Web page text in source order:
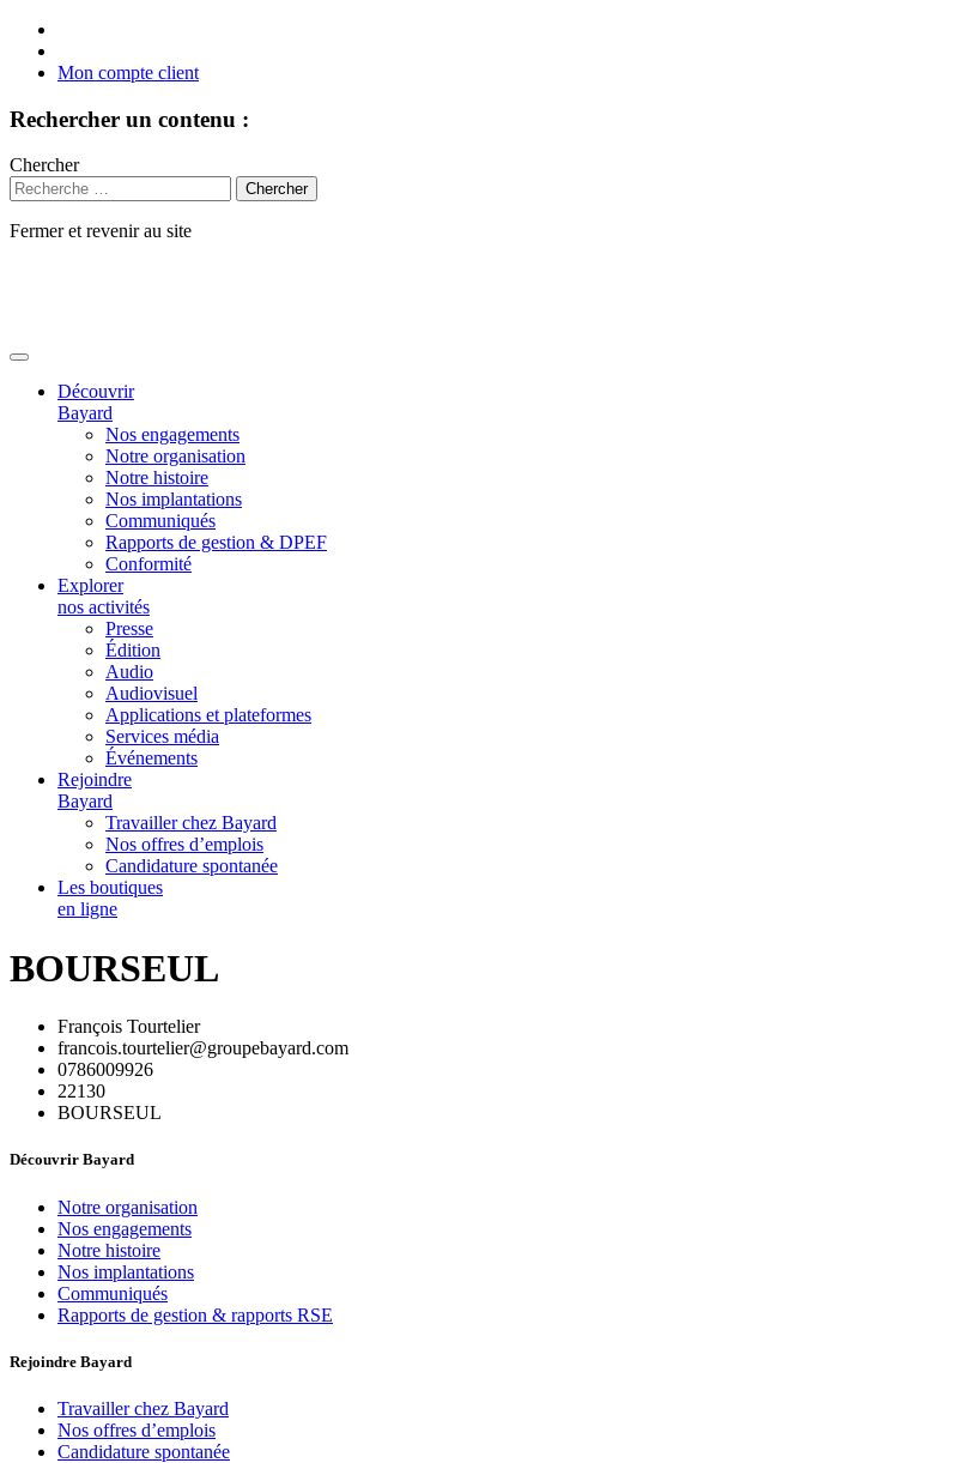
Mon compte client
Rechercher un contenu :
Chercher
Fermer et revenir au site
Découvrir
Bayard
Nos engagements
Notre organisation
Notre histoire
Nos implantations
Communiqués
Rapports de gestion & DPEF
Conformité
Explorer
nos activités
Presse
Édition
Audio
Audiovisuel
Applications et plateformes
Services média
Événements
Rejoindre
Bayard
Travailler chez Bayard
Nos offres d’emplois
Candidature spontanée
Les boutiques
en ligne
BOURSEUL
François Tourtelier
francois.tourtelier@groupebayard.com
0786009926
22130
BOURSEUL
Découvrir Bayard
Notre organisation
Nos engagements
Notre histoire
Nos implantations
Communiqués
Rapports de gestion & rapports RSE
Rejoindre Bayard
Travailler chez Bayard
Nos offres d’emplois
Candidature spontanée